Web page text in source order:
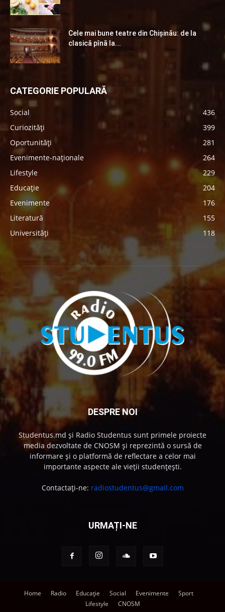
Cele mai bune teatre din Chişinău: de la
clasică pînă la...
CATEGORIE POPULARĂ
Social
436
Curiozități
399
Oportunități
281
Evenimente-naționale
264
Lifestyle
229
Educație
204
Evenimente
176
Literatură
155
Universități
118
DESPRE NOI
Studentus.md și Radio Studentus sunt primele proiecte
media dezvoltate de CNOSM și reprezintă o sursă de
informare și o platformă de reflectare a celor mai
importante aspecte ale vieții studențești.
Contactați-ne: radiostudentus@gmail.com
URMAȚI-NE
Home Radio Educație Social Evenimente
Sport
Lifestyle
CNOSM